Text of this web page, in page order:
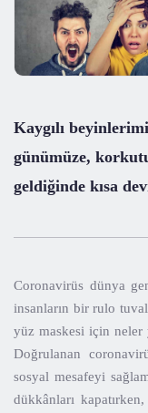
Kaygılı
günümüze,
geldiğinde kısa
Coronavirüs dünya
insanların bir rulo
yüz maskesi için neler
Doğrulanan
sosyal mesafeyi
dükkânları